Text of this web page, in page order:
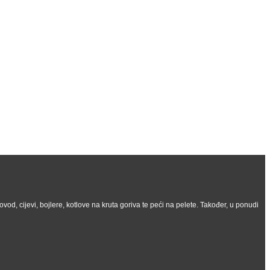
cijevi, bojlere, kotlove na kruta goriva te peći na pelete. Također, u ponudi